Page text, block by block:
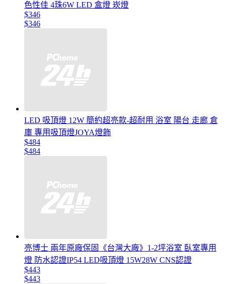
色性佳 4珠6W LED 盒燈 崁燈
$346
$346
LED 吸頂燈 12W 簡約超亮款-超耐用 浴室 陽台 走廊 倉
庫 專用吸頂燈JOYA燈飾
$484
$484
亮博士 兩年原廠保固《台灣大廠》1-2坪浴室 臥室專用
燈 防水認證IP54 LED吸頂燈 15W28W CNS認證
$443
$443